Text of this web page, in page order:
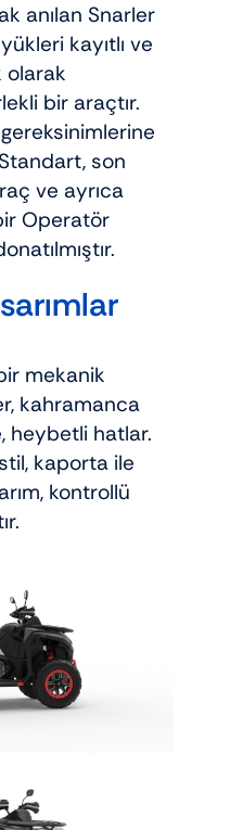
anılan Snarler
kayıtlı ve
olarak
bir araçtır.
son
ve ayrıca
Operatör
mekanik
kahramanca
heybetli hatlar.
kaporta ile
kontrollü